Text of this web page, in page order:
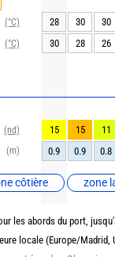
(°C)
(°C)
(nd)
(m)
côtière zone
28 30 30
30
28 26
15 15 11
0.9
0.9 0.8
les abords du port,
locale (Europe/Madrid,